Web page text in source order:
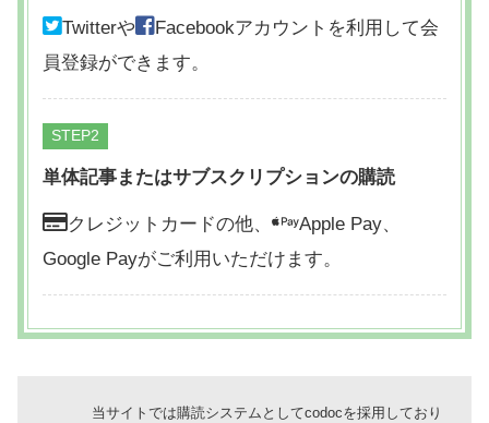
Twitterや
Facebookアカウントを利用して会
員登録ができます。
STEP
単体記事またはサブスクリプションの購読
クレジットカードの他、
Apple Pay、
Google Payがご利用いただけます。
当サイトでは購読システムとしてcodocを採用しており